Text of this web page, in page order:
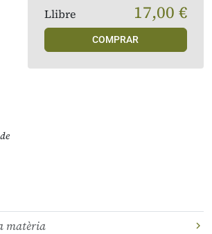
Llibre 17,00 €
COMPRAR
matèria